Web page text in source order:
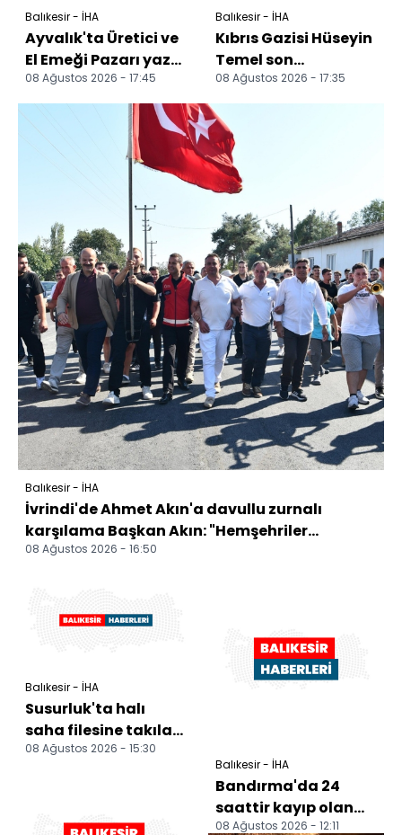
Balıkesir - İHA
Ayvalık'ta Üretici ve
El Emeği Pazarı yaz
akşamlarına renk
katıyor Ayvalık...
08 Ağustos 2026 - 17:45
Balıkesir - İHA
Kıbrıs Gazisi Hüseyin
Temel son
yolculuğuna
uğurlandı
08 Ağustos 2026 - 17:35
Balıkesir - İHA
İvrindi'de Ahmet Akın'a davullu zurnalı
karşılama Başkan Akın: "Hemşehriler...
08 Ağustos 2026 - 16:50
Balıkesir - İHA
Susurluk'ta halı
saha filesine takılan
karga itfaiye
08 Ağustos 2026 - 15:30
Balıkesir - İHA
Bandırma'da 24
saattir kayıp olan
gençten acı haber
08 Ağustos 2026 - 12:11